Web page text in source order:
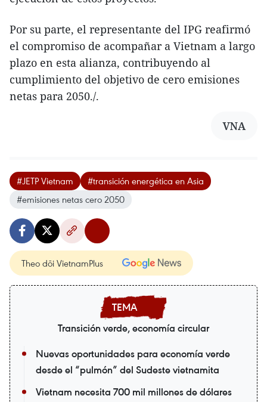
Por su parte, el representante del IPG reafirmó
el compromiso de acompañar a Vietnam a largo
plazo en esta alianza, contribuyendo al
cumplimiento del objetivo de cero emisiones
netas para 2050./.
VNA
#JETP Vietnam
#transición energética en Asia
#emisiones netas cero 2050
Theo dõi VietnamPlus
Transición verde, economía circular
Nuevas oportunidades para economía verde
desde el “pulmón” del Sudeste vietnamita
Vietnam necesita 700 mil millones de dólares